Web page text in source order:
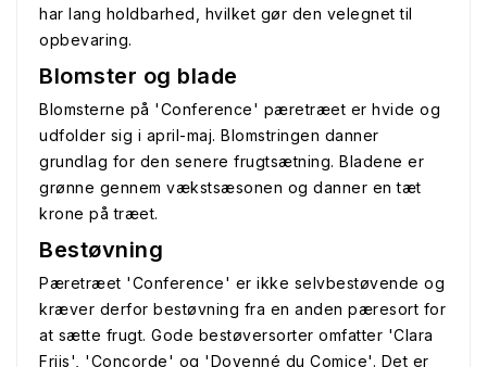
har lang holdbarhed, hvilket gør den velegnet til
opbevaring.
Blomster og blade
Blomsterne på 'Conference' pæretræet er hvide og
udfolder sig i april-maj. Blomstringen danner
grundlag for den senere frugtsætning. Bladene er
grønne gennem vækstsæsonen og danner en tæt
krone på træet.
Bestøvning
Pæretræet 'Conference' er ikke selvbestøvende og
kræver derfor bestøvning fra en anden pæresort for
at sætte frugt. Gode bestøversorter omfatter 'Clara
Frijs', 'Concorde' og 'Doyenné du Comice'. Det er